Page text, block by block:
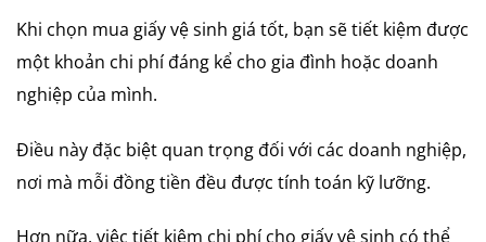
Khi chọn mua giấy vệ sinh giá tốt, bạn sẽ tiết kiệm được
một khoản chi phí đáng kể cho gia đình hoặc doanh
nghiệp của mình.
Điều này đặc biệt quan trọng đối với các doanh nghiệp,
nơi mà mỗi đồng tiền đều được tính toán kỹ lưỡng.
Hơn nữa, việc tiết kiệm chi phí cho giấy vệ sinh có thể